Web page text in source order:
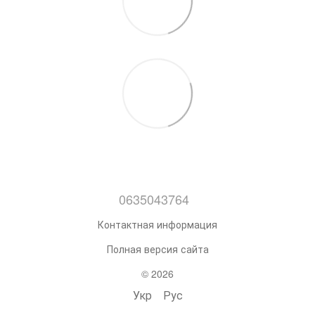
0635043764
Контактная информация
Полная версия сайта
© 2026
Укр Рус